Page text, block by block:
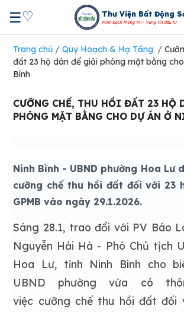
☰♡ Thư Viện Bất Động
Minh bạch thông tin - Vững tin đầu tư
Trang chủ /Quy Hoạch & Hạ Tầng. /
đất 23 hộ dân để giải phóng mặt bằng
Bình
CƯỠNG CHẾ, THU HỒI ĐẤT 23 HỘ
PHÓNG MẶT BẰNG CHO DỰ ÁN Ở
Ninh Bình - UBND phường Hoa Lư
cưỡng chế thu hồi đất đối với 23
GPMB vào ngày 29.1.2026.
Sáng 28.1, trao đổi với PV Báo
Nguyễn Hải Hà - Phó Chủ tịch
Hoa Lư, tỉnh Ninh Bình cho
UBND phường vừa có
việc cưỡng chế thu hồi đất đối